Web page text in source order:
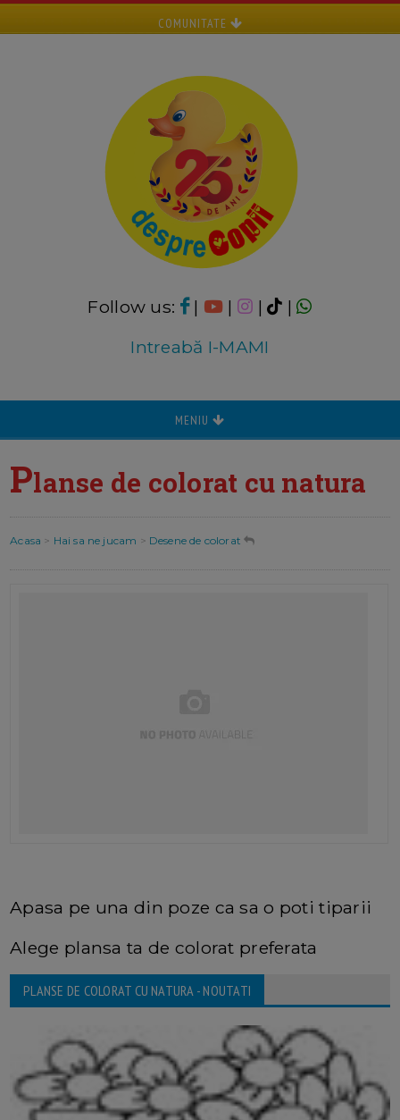
COMUNITATE
Follow us: | | |
|
Intreabă I-MAMI
MENIU
Planse de colorat cu natura
Acasa > Hai sa ne jucam > Desene de colorat
Apasa pe una din poze ca sa o poti tiparii
Alege plansa ta de colorat preferata
PLANSE DE COLORAT CU NATURA - NOUTATI